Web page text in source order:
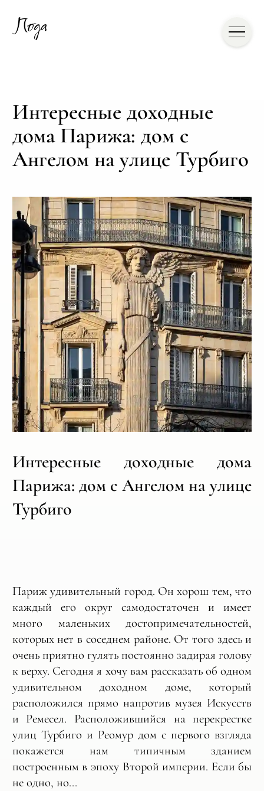
Интересные доходные
дома Парижа: дом с
Ангелом на улице Турбиго
Интересные доходные дома
Парижа: дом с Ангелом на улице
Турбиго
Париж удивительный город. Он хорош тем, что
каждый его округ самодостаточен и имеет
много маленьких достопримечательностей,
которых нет в соседнем районе. От того здесь и
очень приятно гулять постоянно задирая голову
к верху. Сегодня я хочу вам рассказать об одном
удивительном доходном доме, который
расположился прямо напротив музея Искусств
и Ремесел. Расположившийся на перекрестке
улиц Турбиго и Реомур дом с первого взгляда
покажется нам типичным зданием
построенным в эпоху Второй империи. Если бы
не одно, но...